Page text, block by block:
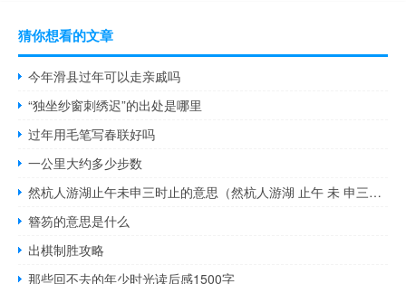
猜你想看的文章
今年滑县过年可以走亲戚吗
“独坐纱窗刺绣迟”的出处是哪里
过年用毛笔写春联好吗
一公里大约多少步数
然杭人游湖止午未申三时止的意思（然杭人游湖 止午 未 申三时止什么意思）
簪笏的意思是什么
出棋制胜攻略
那些回不去的年少时光读后感1500字